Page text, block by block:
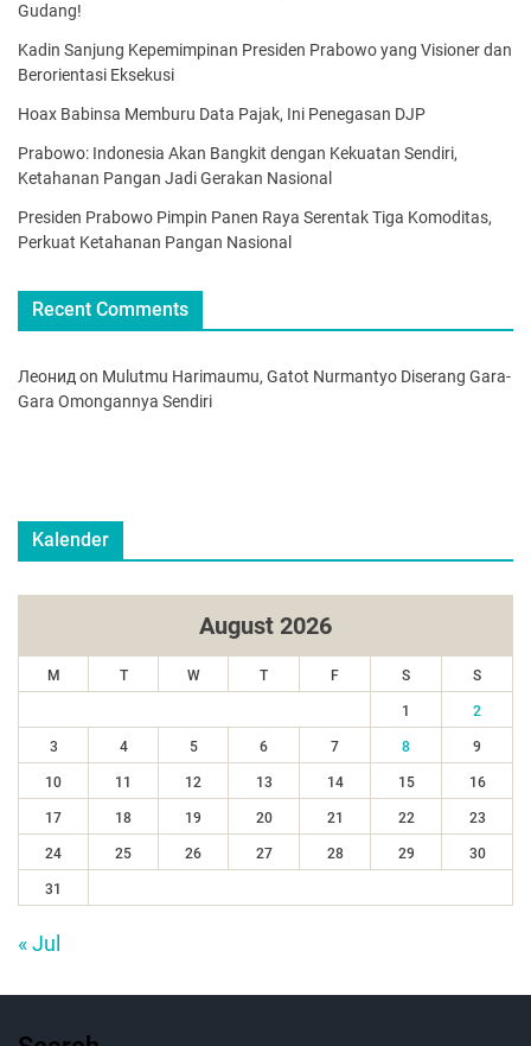
Gudang!
Kadin Sanjung Kepemimpinan Presiden Prabowo yang Visioner dan
Berorientasi Eksekusi
Hoax Babinsa Memburu Data Pajak, Ini Penegasan DJP
Prabowo: Indonesia Akan Bangkit dengan Kekuatan Sendiri,
Ketahanan Pangan Jadi Gerakan Nasional
Presiden Prabowo Pimpin Panen Raya Serentak Tiga Komoditas,
Perkuat Ketahanan Pangan Nasional
Recent Comments
Леонидon Mulutmu Harimaumu, Gatot Nurmantyo Diserang Gara-
Gara Omongannya Sendiri
Kalender
August 2026
M T W T F S S
1 2
3 4 5 6 7 8 9
10 11 12 13 14 15 16
17 18 19 20 21 22 23
24 25 26 27 28 29 30
31
« Jul